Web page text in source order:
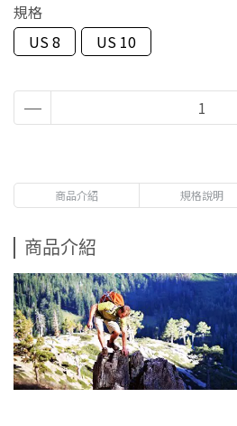
規格
US 8
US 10
商品介紹 規格說明
商品介紹